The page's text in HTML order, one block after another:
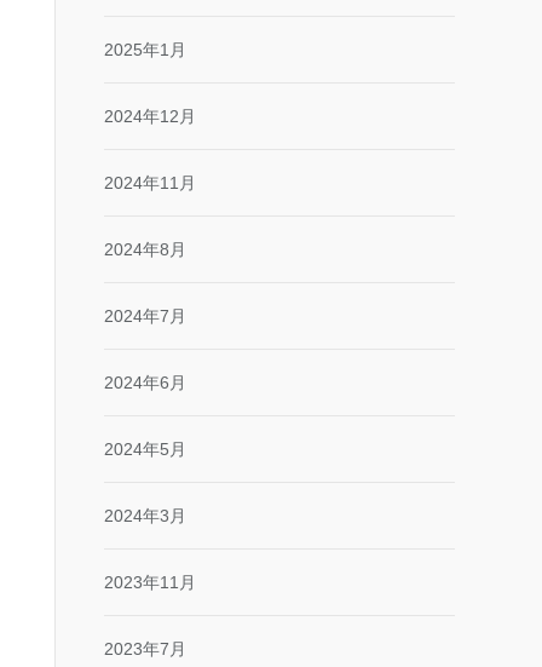
2025年1月
2024年12月
2024年11月
2024年8月
2024年7月
2024年6月
2024年5月
2024年3月
2023年11月
2023年7月